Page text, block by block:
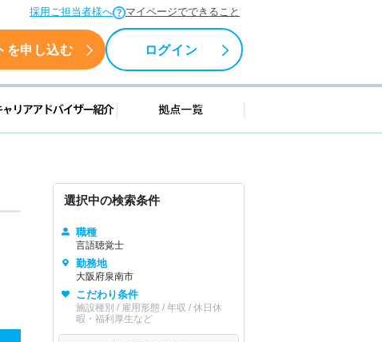
採用ご担当者様へ マイページでできること
を申し込む ログイン
支援情報 キャリアアドバイザー紹介 拠点一覧
選択中の検索条件
職種
言語聴覚士
勤務地
大阪府泉南市
こだわり条件
施設種別 / 雇用形態 / 年収 / 休日休
暇・福利厚生など